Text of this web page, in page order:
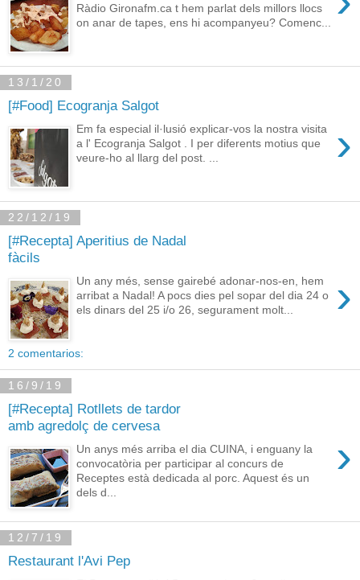
Ràdio Gironafm.ca t hem parlat dels millors llocs
on anar de tapes, ens hi acompanyeu? Comenc...
13/1/20
[#Food] Ecogranja Salgot
›
Em fa especial il·lusió explicar-vos la nostra visita
a l' Ecogranja Salgot . I per diferents motius que
veure-ho al llarg del post. ...
22/12/19
[#Recepta] Aperitius de Nadal
fàcils
›
Un any més, sense gairebé adonar-nos-en, hem
arribat a Nadal! A pocs dies pel sopar del dia 24 o
els dinars del 25 i/o 26, segurament molt...
2 comentarios:
16/9/19
[#Recepta] Rotllets de tardor
amb agredolç de cervesa
›
Un anys més arriba el dia CUINA, i enguany la
convocatòria per participar al concurs de
Receptes està dedicada al porc. Aquest és un
dels d...
12/7/19
Restaurant l'Avi Pep